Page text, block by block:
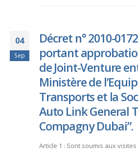
04
Sep
Décret n° 2010-
portant
de Joint-Venture
Ministère de
Transports et la
Auto Link General
Compagny Dubai”.
Article 1 : Sont soumis aux